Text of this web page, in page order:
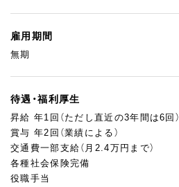
雇用期間
無期
待遇・福利厚生
昇給 年1回（ただし直近の3年間は6回）
賞与 年2回（業績による）
交通費一部支給（月2.4万円まで）
各種社会保険完備
役職手当